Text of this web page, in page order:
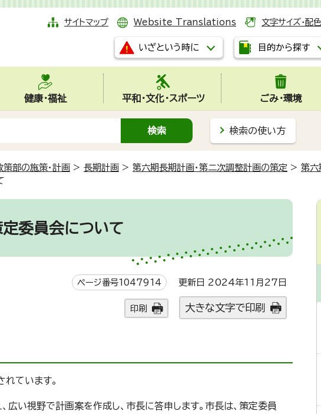
サイトマップ Website Translations 文字サイズ・配
いざという時に 目的から探す
健康・福祉 平和・文化・スポーツ ごみ・環境
検索の使い方
策部の施策・計画 > 長期計画 > 第六期長期計画・第二次調整計画の策定 > 第六
委員会について
ページ番号1047914 更新日 2024年11月27日
印刷 大きな文字で印刷
ています。
い視野で計画案を作成し、市長に答申します。市長は、策定委員